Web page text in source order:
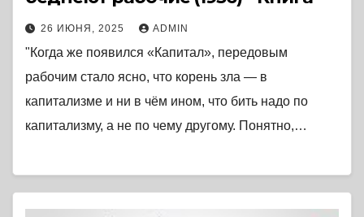
26 ИЮНЯ, 2025 ADMIN
"Когда же появился «Капитал», передовым
рабочим стало ясно, что корень зла — в
капитализме и ни в чём ином, что бить надо по
капитализму, а не по чему другому. Понятно,…